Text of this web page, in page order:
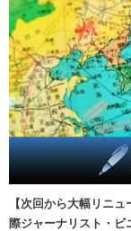
【次回から大幅リニ
際ジャーナリスト・ビ